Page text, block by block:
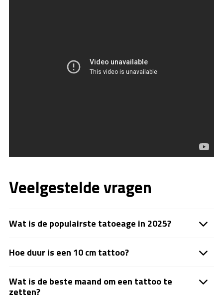
Veelgestelde vragen
Wat is de populairste tatoeage in 2025?
Hoe duur is een 10 cm tattoo?
Wat is de beste maand om een tattoo te
zetten?